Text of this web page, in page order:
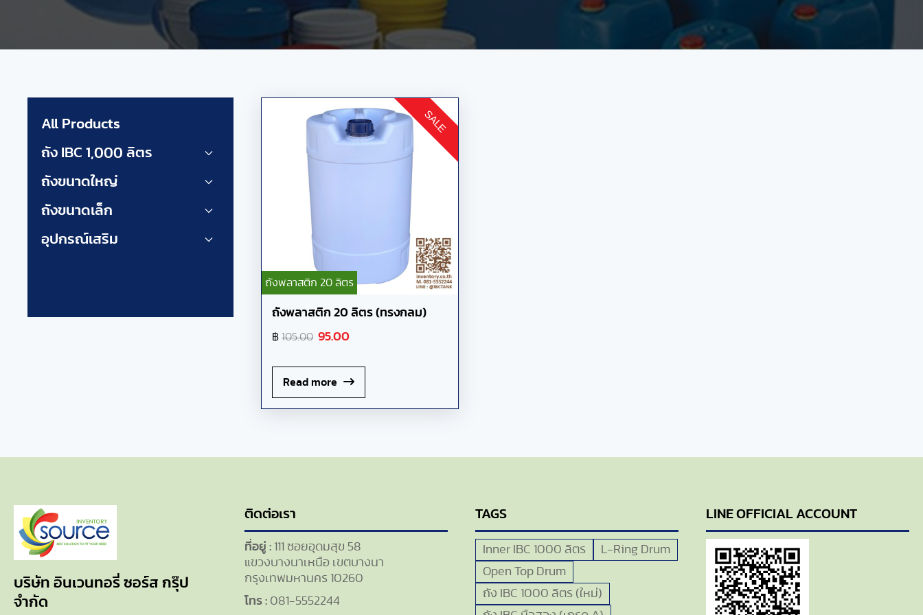
All Products
ถัง IBC 1,000 ลิตร
ถังขนาดใหญ่
ถังขนาดเล็ก
อุปกรณ์เสริม
ถังพลาสติก 20 ลิตร
SALE
ถังพลาสติก 20 ลิตร (ทรงกลม)
฿ 105.00 95.00
Read more
บริษัท อินเวนทอรี่ ซอร์ส กรุ๊ป
จำกัด
ติดต่อเรา
ที่อยู่ : 111 ซอยอุดมสุข 58
แขวงบางนาเหนือ เขตบางนา
กรุงเทพมหานคร 10260
โทร : 081-5552244
TAGS
Inner IBC 1000 ลิตร
L-Ring Drum
Open Top Drum
ถัง IBC 1000 ลิตร (ใหม่)
LINE OFFICIAL ACCOUNT